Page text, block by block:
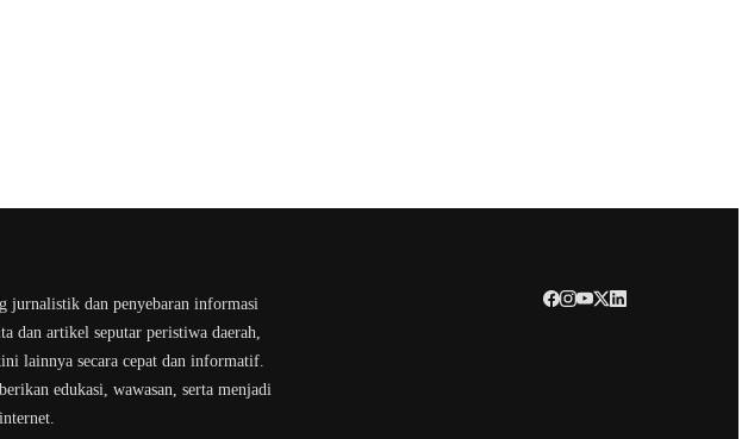
jurnalistik dan penyebaran informasi
dan artikel seputar peristiwa daerah,
lainnya secara cepat dan informatif.
edukasi, wawasan, serta menjadi